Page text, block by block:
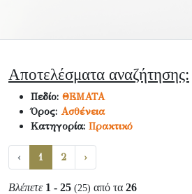
Αποτελέσματα αναζήτησης:
Πεδίο: ΘΕΜΑΤΑ
Όρος: Ασθένεια
Κατηγορία: Πρακτικό
‹ 1 2 ›
Βλέπετε 1 - 25 (25) από τα 26